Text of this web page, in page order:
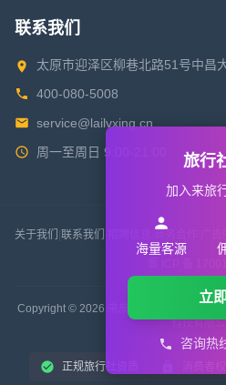
联系我们
太原市迎泽区柳巷北路51号中昌
400-080-5008
service@lailvxing.cn
周一至周日 9:00-21:00
关于我们 联系我们
Copyright © 2026 来旅行旅游网 All
科技有限
正规旅行社资质
旅行
加入来旅
海量客源
立
咨询热